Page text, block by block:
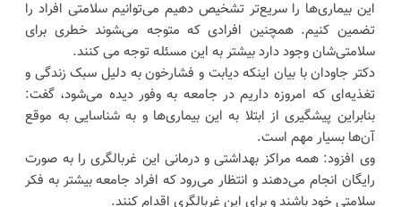
این بیماری‌ها را سریع‌تر تشخیص دهیم می‌توانیم سلامتی افراد را
تضمین کنیم. همچنین افرادی که متوجه می‌‍شوند خطری برای
سلامتی‌شان وجود دارد بیشتر به این مسئله توجه می کنند.
دکتر جاودان با بیان اینکه دیابت و فشارخون به دلیل سبک زندگی و
تغذیه‌ای که امروزه داریم در جامعه به وفور دیده می‌شود، گفت:
بنابراین پیشگیری از ابتلا به این بیماری‌ها و به شناسایی به موقع
آن‌ها بسیار مهم است.
وی افزود: همه مراکز بهداشتی و درمانی این غربالگری را به صورت
رایگان انجام می‌دهند و انتظار می‌رود که افراد جامعه بیشتر به فکر
سلامتی خود باشند و برای این غربالگری اقدام کنند.